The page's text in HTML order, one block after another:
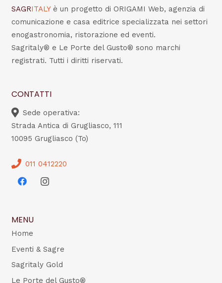
SAGRITALY è un progetto di ORIGAMI Web, agenzia di
comunicazione e casa editrice specializzata nei settori
enogastronomia, ristorazione ed eventi.
Sagritaly® e Le Porte del Gusto® sono marchi
registrati. Tutti i diritti riservati.
CONTATTI
Sede operativa:
Strada Antica di Grugliasco, 111
10095 Grugliasco (To)
011 0412220
MENU
Home
Eventi & Sagre
Sagritaly Gold
Le Porte del Gusto®